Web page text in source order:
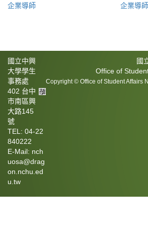
企業導師
企業導師
國
Office of
Copyright © Office of Student Affairs
國立中興
大學學生
事務處
402 台中
市南區興
大路145
號
TEL: 04-22
840222
E-Mail: nch
uosa@drag
on.nchu.ed
u.tw